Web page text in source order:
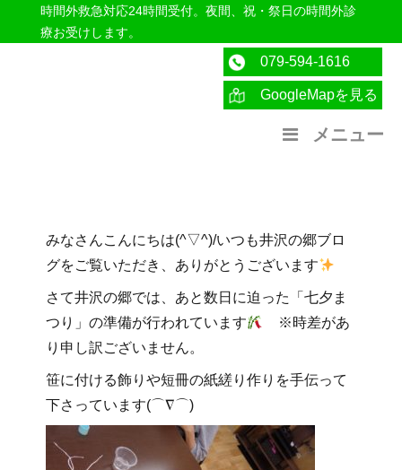
時間外救急対応24時間受付。夜間、祝・祭日の時間外診
療お受けします。
医療法人社団紀洋会 公式サイト
079-594-1616
GoogleMapを見る
メニュー
みなさんこんにちは(^▽^)/いつも井沢の郷ブロ
グをご覧いただき、ありがとうございます
さて井沢の郷では、あと数日に迫った「七夕ま
つり」の準備が行われています
※時差があ
り申し訳ございません。
笹に付ける飾りや短冊の紙縒り作りを手伝って
下さっています(⌒∇⌒)